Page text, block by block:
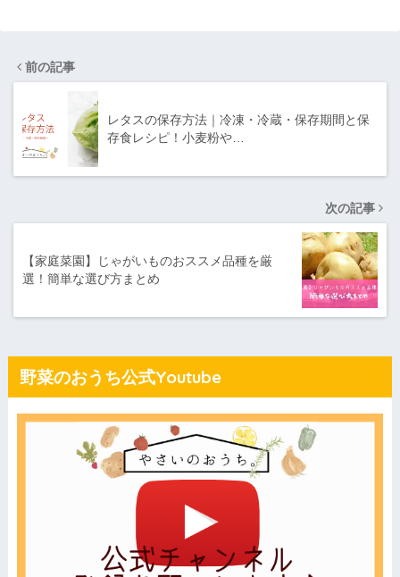
前の記事
レタスの保存方法｜冷凍・冷蔵・保存期間と保
存食レシピ！小麦粉や…
次の記事
【家庭菜園】じゃがいものおススメ品種を厳
選！簡単な選び方まとめ
野菜のおうち公式Youtube